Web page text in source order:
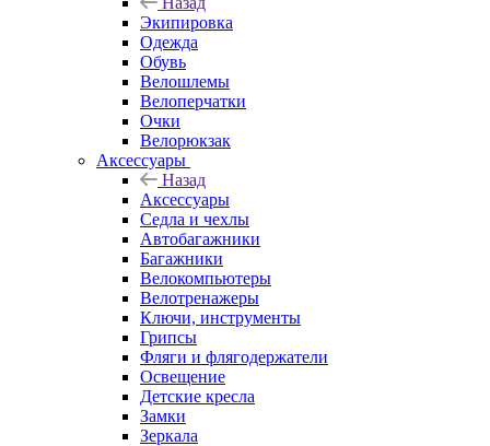
Экипировка
Одежда
Обувь
Велошлемы
Велоперчатки
Очки
Велорюкзак
Аксессуары
Назад
Аксессуары
Седла и чехлы
Автобагажники
Багажники
Велокомпьютеры
Велотренажеры
Ключи, инструменты
Грипсы
Фляги и флягодержатели
Освещение
Детские кресла
Замки
Зеркала